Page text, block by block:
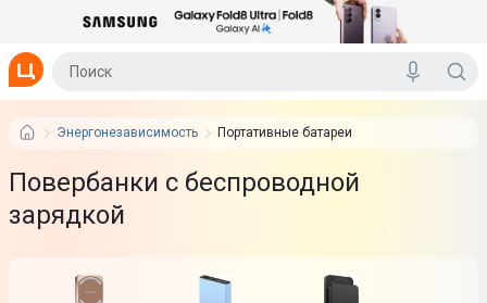
Энергонезависимость Портативные батареи
Повербанки с беспроводной
зарядкой